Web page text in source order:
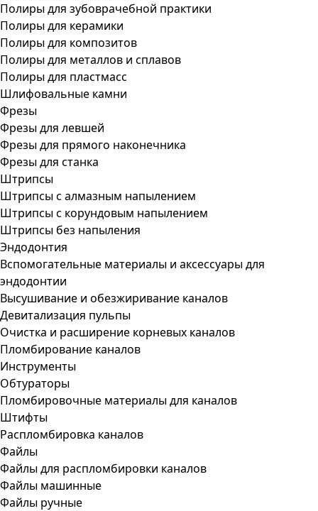
Полиры для зубоврачебной практики
Полиры для керамики
Полиры для композитов
Полиры для металлов и сплавов
Полиры для пластмасс
Шлифовальные камни
Фрезы
Фрезы для левшей
Фрезы для прямого наконечника
Фрезы для станка
Штрипсы
Штрипсы c алмазным напылением
Штрипсы c корундовым напылением
Штрипсы без напыления
Эндодонтия
Вспомогательные материалы и аксессуары для
эндодонтии
Высушивание и обезжиривание каналов
Девитализация пульпы
Очистка и расширение корневых каналов
Пломбирование каналов
Инструменты
Обтураторы
Пломбировочные материалы для каналов
Штифты
Распломбировка каналов
Файлы
Файлы для распломбировки каналов
Файлы машинные
Файлы ручные